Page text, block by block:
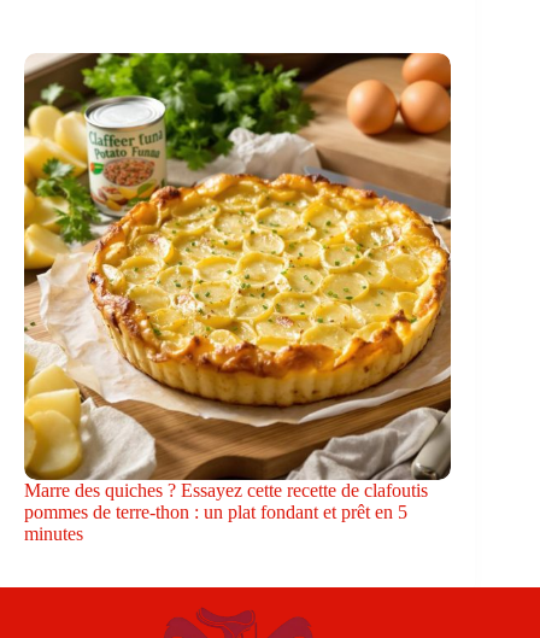
Marre des quiches ? Essayez cette recette de clafoutis
pommes de terre-thon : un plat fondant et prêt en 5
minutes